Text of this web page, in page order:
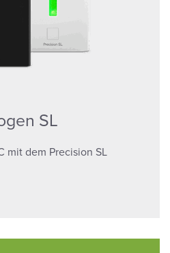
SL
mit dem Precision SL